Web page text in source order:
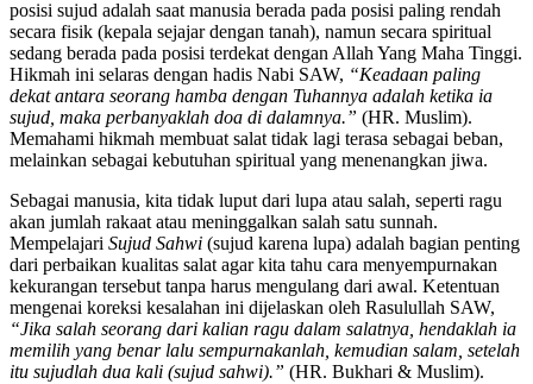
posisi sujud adalah saat manusia berada pada posisi paling rendah
secara fisik (kepala sejajar dengan tanah), namun secara spiritual
sedang berada pada posisi terdekat dengan Allah Yang Maha Tinggi.
Hikmah ini selaras dengan hadis Nabi SAW, “Keadaan paling
dekat antara seorang hamba dengan Tuhannya adalah ketika ia
sujud, maka perbanyaklah doa di dalamnya.” (HR. Muslim).
Memahami hikmah membuat salat tidak lagi terasa sebagai beban,
melainkan sebagai kebutuhan spiritual yang menenangkan jiwa.
Sebagai manusia, kita tidak luput dari lupa atau salah, seperti ragu
akan jumlah rakaat atau meninggalkan salah satu sunnah.
Mempelajari Sujud Sahwi (sujud karena lupa) adalah bagian penting
dari perbaikan kualitas salat agar kita tahu cara menyempurnakan
kekurangan tersebut tanpa harus mengulang dari awal. Ketentuan
mengenai koreksi kesalahan ini dijelaskan oleh Rasulullah SAW,
“Jika salah seorang dari kalian ragu dalam salatnya, hendaklah ia
memilih yang benar lalu sempurnakanlah, kemudian salam, setelah
itu sujudlah dua kali (sujud sahwi).” (HR. Bukhari & Muslim).